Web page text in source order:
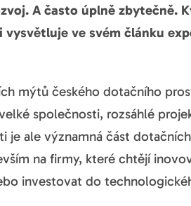
A často úplně zbytečně.
ve svém článku
mýtů českého dotačního
společnosti, rozsáhlé
je ale významná část
na firmy, které chtějí
investovat do